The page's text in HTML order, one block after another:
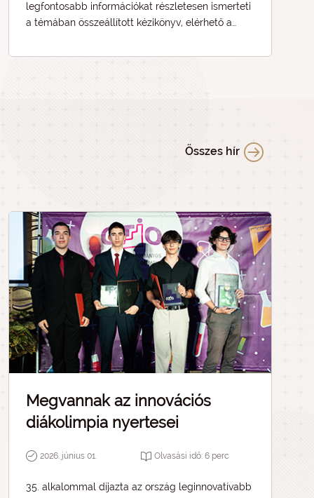
legfontosabb információkat részletesen ismerteti
a témában összeállított kézikönyv, elérhető a
stratégiai célokról és az átalakulás hátteréről Dr.
Összes hír
Megvannak az innovációs
diákolimpia nyertesei
2026. június 01. Olvasási idő: 6 perc
35. alkalommal díjazta az ország leginnovatívabb